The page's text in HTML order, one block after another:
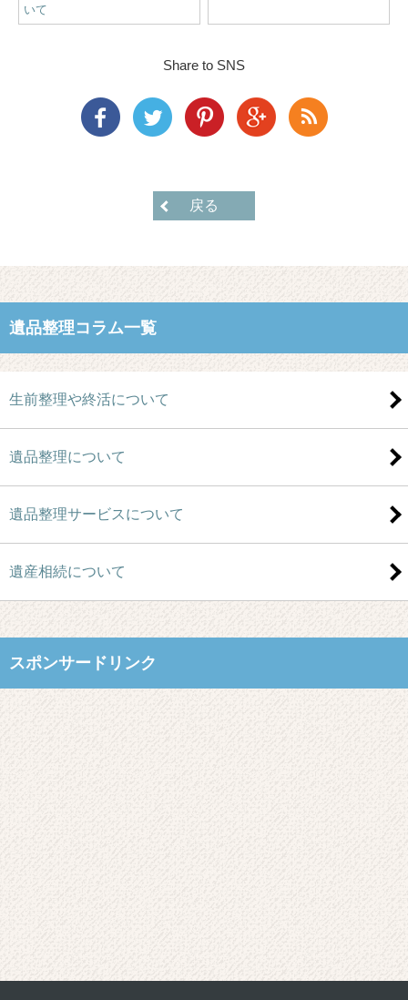
いて
Share to SNS
戻る
遺品整理コラム一覧
生前整理や終活について
遺品整理について
遺品整理サービスについて
遺産相続について
スポンサードリンク